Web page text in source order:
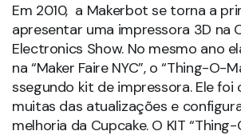
Em 2010, a Makerbot se torna a
apresentar uma impressora 3D na
Electronics Show. No mesmo ano
na “Maker Faire NYC”, o “Thing-O-
ssegundo kit de impressora. Ele foi
muitas das atualizações e
melhoria da Cupcake. O KIT